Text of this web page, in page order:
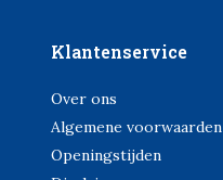
Klantenservice
Over ons
Algemene voorwaarden
Openingstijden